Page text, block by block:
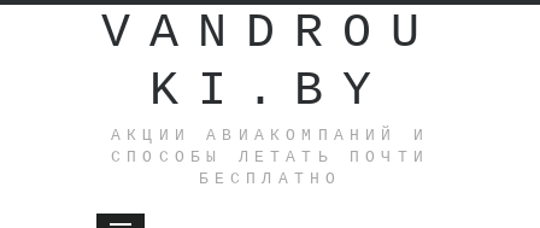
VANDROU
KI.BY
АКЦИИ АВИАКОМПАНИЙ И
СПОСОБЫ ЛЕТАТЬ ПОЧТИ
БЕСПЛАТНО